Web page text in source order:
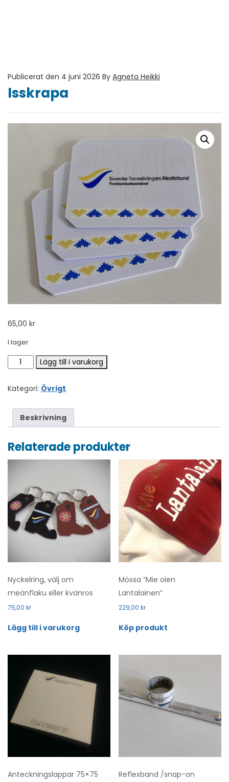
Publicerat den 4 juni 2026 By Agneta Heikki
Isskrapa
65,00 kr
I lager
Isskrapa mängdLägg till i varukorg
Kategori: Övrigt
Beskrivning
Relaterade produkter
Nyckelring, välj om
meänflaku eller kvänros
75,00 kr
Lägg till i varukorg
Mössa ”Mie olen
Lantalainen”
229,00kr
Köp produkt
Anteckningslappar 75×75
Reflexband /snap-on